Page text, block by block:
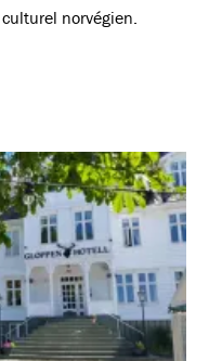
norvégien.